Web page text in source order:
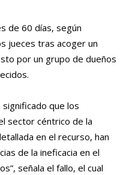
de 60 días, según
jueces tras acoger un
por un grupo de dueños
significado que los
sector céntrico de la
en el recurso, han
de la ineficacia en el
señala el fallo, el cual